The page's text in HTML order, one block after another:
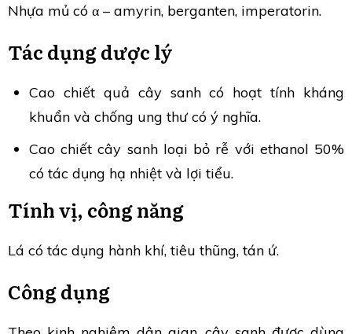
Nhựa mủ có α – amyrin, berganten, imperatorin.
Tác dụng dược lý
Cao chiết quả cây sanh có hoạt tính kháng
khuẩn và chống ung thư có ý nghĩa.
Cao chiết cây sanh loại bỏ rễ với ethanol 50%
có tác dụng hạ nhiệt và lợi tiểu.
Tính vị, công năng
Lá có tác dụng hành khí, tiêu thũng, tán ứ.
Công dụng